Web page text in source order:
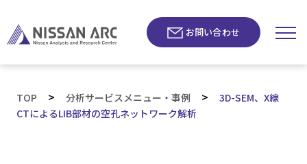
お問い合わせ
TOP > 分析サービスメニュー・事例 > 3D-SEM、X線
CTによるLIB部材の空孔ネットワーク解析